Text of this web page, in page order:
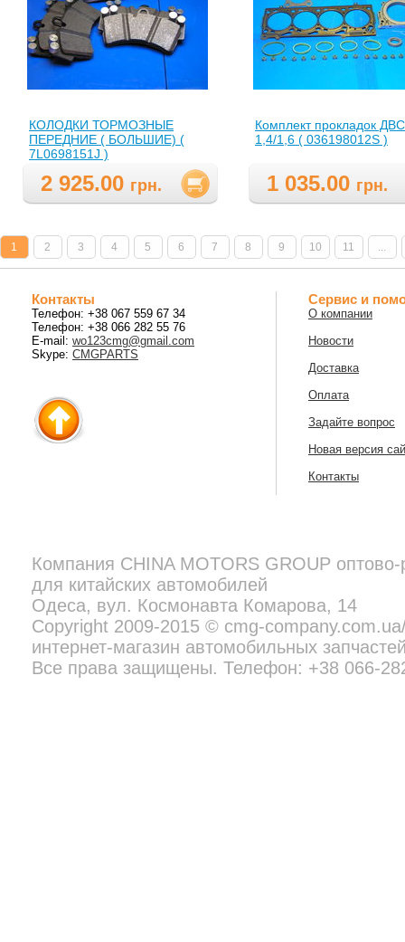
КОЛОДКИ ТОРМОЗНЫЕ
ПЕРЕДНИЕ ( БОЛЬШИЕ) (
7L0698151J )
2 925.00 грн.
Комплект прокладок ДВС
1,4/1,6 ( 036198012S )
1 035.00 грн.
1 2 3 4 5 6 7 8 9 10 11 ...
Контакты
Телефон: +38 067 559 67 34
Телефон: +38 066 282 55 76
E-mail: wo123cmg@gmail.com
Skype: CMGPARTS
Сервис и
О компании
Новости
Доставка
Оплата
Задайте вопрос
Новая версия
Контакты
Copyright 2009-2015 © cmg-company.com.ua/new -
Все права защищены. Телефон:
+38 097 692 02 06
Компания CHINA MOTORS GROUP
для китайских автомобилей
Одеса, вул. Космонавта Комарова, 14
Copyright 2009-2015 © cmg-
интернет-магазин автомобильных
Все права защищены. Телефон: +38 066-